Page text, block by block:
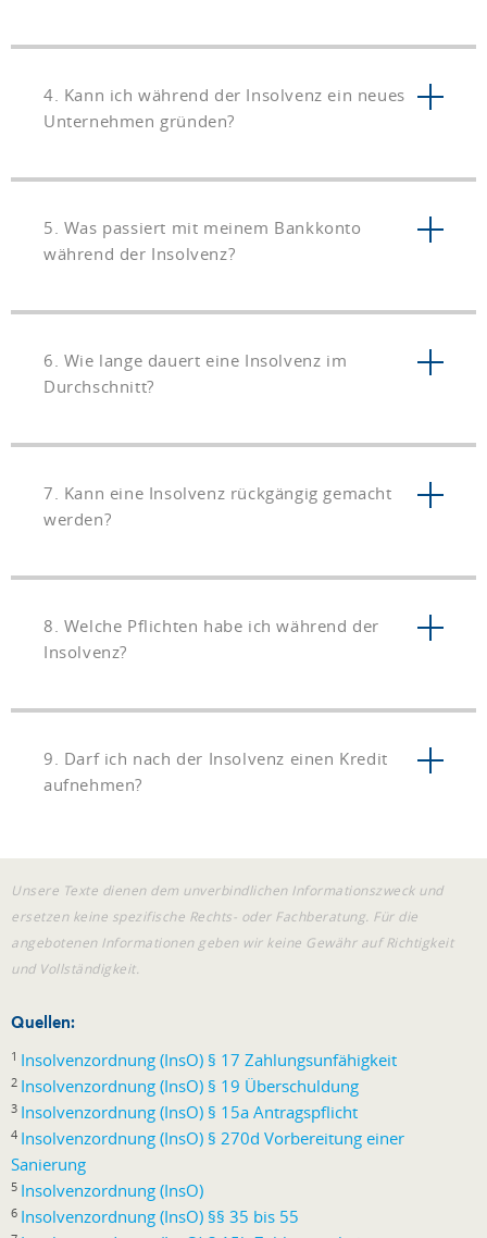
4. Kann ich während der Insolvenz ein neues
Unternehmen gründen?
5. Was passiert mit meinem Bankkonto
während der Insolvenz?
6. Wie lange dauert eine Insolvenz im
Durchschnitt?
7. Kann eine Insolvenz rückgängig gemacht
werden?
8. Welche Pflichten habe ich während der
Insolvenz?
9. Darf ich nach der Insolvenz einen Kredit
aufnehmen?
Unsere Texte dienen dem unverbindlichen Informationszweck und
ersetzen keine spezifische Rechts- oder Fachberatung. Für die
angebotenen Informationen geben wir keine Gewähr auf Richtigkeit
und Vollständigkeit.
Quellen:
1 Insolvenzordnung (InsO) § 17 Zahlungsunfähigkeit
2 Insolvenzordnung (InsO) § 19 Überschuldung
3 Insolvenzordnung (InsO) § 15a Antragspflicht
4 Insolvenzordnung (InsO) § 270d Vorbereitung einer
Sanierung
5 Insolvenzordnung (InsO)
6 Insolvenzordnung (InsO) §§ 35 bis 55